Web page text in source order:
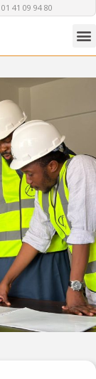
41 09 94 80